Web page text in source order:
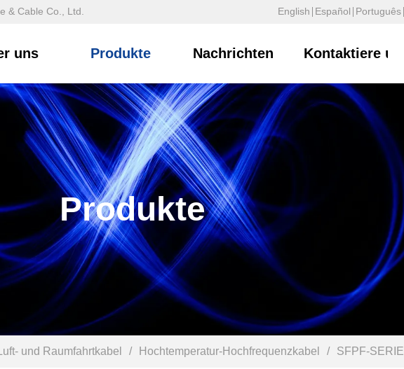
& Cable Co., Ltd. English Español Português
uns Produkte Nachrichten Kontaktiere uns
Produkte
und Raumfahrtkabel / Hochtemperatur-Hochfrequenzkabel / SFPF-SERIE